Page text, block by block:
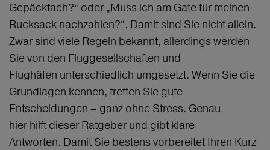
Gepäckfach?“ oder „Muss ich am Gate für meinen
Rucksack nachzahlen?“. Damit sind Sie nicht allein.
Zwar sind viele Regeln bekannt, allerdings werden
Sie von den Fluggesellschaften und
Flughäfen unterschiedlich umgesetzt. Wenn Sie die
Grundlagen kennen, treffen Sie gute
Entscheidungen – ganz ohne Stress. Genau
hier hilft dieser Ratgeber und gibt klare
Antworten. Damit Sie bestens vorbereitet Ihren Kurz-